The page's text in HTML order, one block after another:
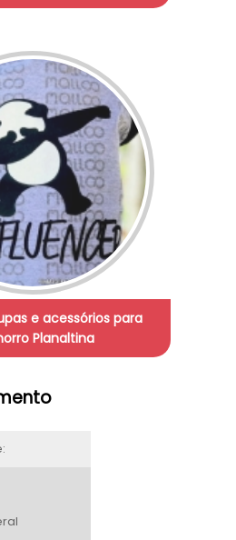
e acessórios para
Planaltina